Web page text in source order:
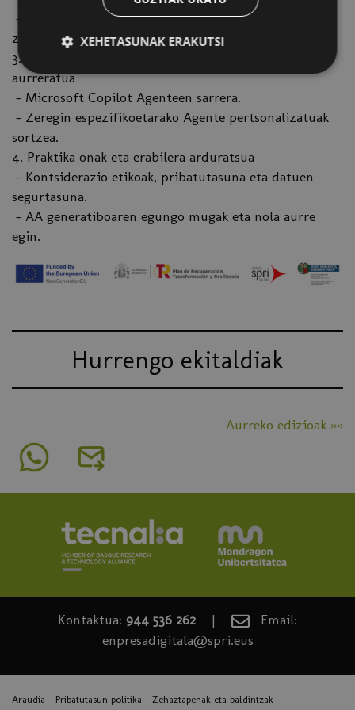
- Teams: Lankidetza eraginkorra, laburpenak eta
zereginen jarraipena.
3. Microsoft Copilot Agenteekin pertsonalizazio
aurreratua
- Microsoft Copilot Agenteen sarrera.
- Zeregin espezifikoetarako Agente pertsonalizatuak
sortzea.
4. Praktika onak eta erabilera arduratsua
- Kontsiderazio etikoak, pribatutasuna eta datuen
segurtasuna.
- AA generatiboaren egungo mugak eta nola aurre
egin.
Hurrengo ekitaldiak
Aurreko edizioak »»
Kontaktua: 944 536 262 |
Email:
enpresadigitala@spri.eus
Araudia Pribatutasun politika Zehaztapenak eta baldintzak
XEHETASUNAK ERAKUTSI